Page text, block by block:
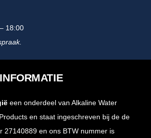
18:00
een onderdeel van Alkaline Water
en staat ingeschreven bij de de
27140889 en ons BTW nummer is